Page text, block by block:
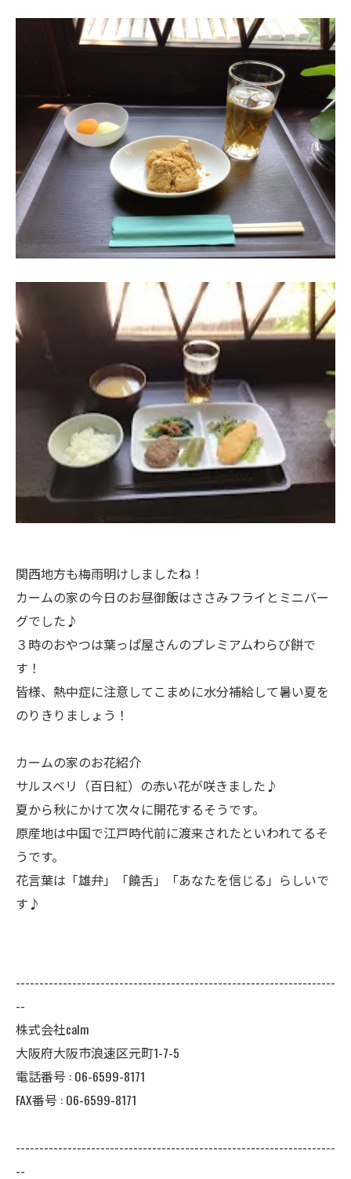
関西地方も梅雨明けしましたね！
カームの家の今日のお昼御飯はささみフライとミニバー
グでした♪
３時のおやつは葉っぱ屋さんのプレミアムわらび餅で
す！
皆様、熱中症に注意してこまめに水分補給して暑い夏を
のりきりましょう！
カームの家のお花紹介
サルスベリ（百日紅）の赤い花が咲きました♪
夏から秋にかけて次々に開花するそうです。
原産地は中国で江戸時代前に渡来されたといわれてるそ
うです。
花言葉は「雄弁」「饒舌」「あなたを信じる」らしいで
す♪
--------------------------------------------------------------------
--
株式会社calm
大阪府大阪市浪速区元町1-7-5
電話番号 : 06-6599-8171
FAX番号 : 06-6599-8171
--------------------------------------------------------------------
--